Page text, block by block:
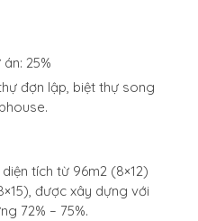
25%
đợn lập, biệt thự song
tích từ 96m2 (8×12)
được xây dựng với
72% – 75%.